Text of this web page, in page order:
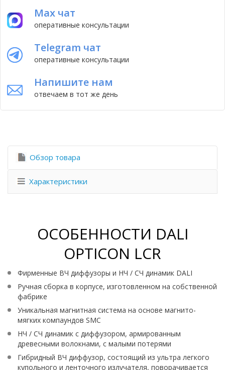
Max чат
оперативные консультации
Telegram чат
оперативные консультации
Напишите нам
отвечаем в тот же день
Обзор товара
Характеристики
ОСОБЕННОСТИ DALI
OPTICON LCR
Фирменные ВЧ диффузоры и НЧ / СЧ динамик DALI
Ручная сборка в корпусе, изготовленном на собственной
фабрике
Уникальная магнитная система на основе магнито-
мягких компаундов SMC
НЧ / СЧ динамик с диффузором, армированным
древесными волокнами, с малыми потерями
Гибридный ВЧ диффузор, состоящий из ультра легкого
купольного и ленточного излучателя, поворачивается